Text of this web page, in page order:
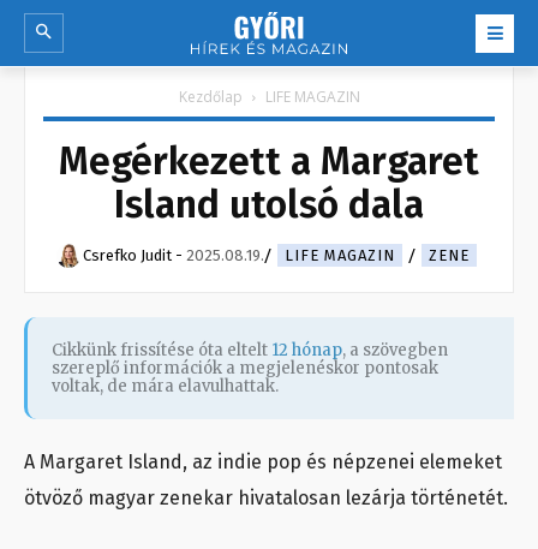
Kezdőlap LIFE MAGAZIN
Megérkezett a Margaret
Island utolsó dala
Csrefko Judit - 2025.08.19. LIFE MAGAZIN ZENE
Cikkünk frissítése óta eltelt 12 hónap, a szövegben
szereplő információk a megjelenéskor pontosak
voltak, de mára elavulhattak.
A Margaret Island, az indie pop és népzenei elemeket
ötvöző magyar zenekar hivatalosan lezárja történetét.